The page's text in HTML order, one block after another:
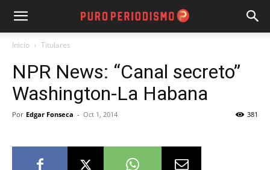
Inicio Titulares
NPR News: “Canal secreto”
Washington-La Habana
Por Edgar Fonseca - Oct 1, 2014 381